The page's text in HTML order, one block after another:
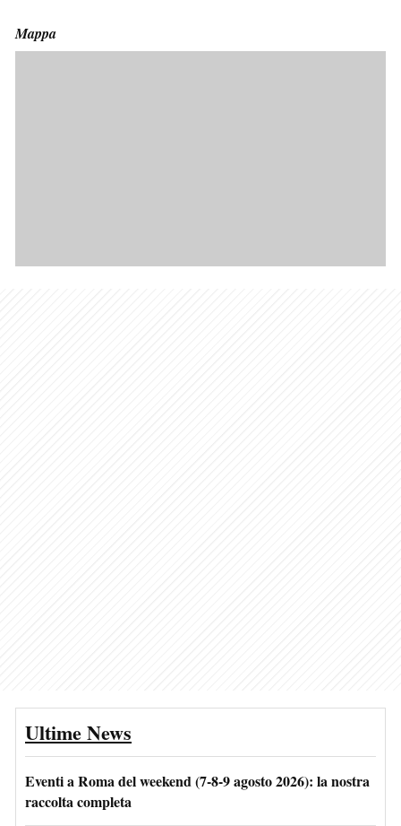
Mappa
Ultime News
Eventi a Roma del weekend (7-8-9 agosto 2026): la nostra
raccolta completa